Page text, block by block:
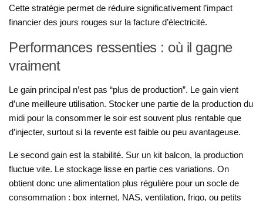
Cette stratégie permet de réduire significativement l’impact
financier des jours rouges sur la facture d’électricité.
Performances ressenties : où il gagne
vraiment
Le gain principal n’est pas “plus de production”. Le gain vient
d’une meilleure utilisation. Stocker une partie de la production du
midi pour la consommer le soir est souvent plus rentable que
d’injecter, surtout si la revente est faible ou peu avantageuse.
Le second gain est la stabilité. Sur un kit balcon, la production
fluctue vite. Le stockage lisse en partie ces variations. On
obtient donc une alimentation plus régulière pour un socle de
consommation : box internet, NAS, ventilation, frigo, ou petits